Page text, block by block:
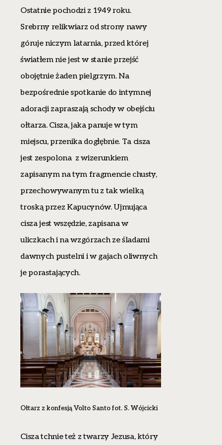
Ostatnie pochodzi z 1949 roku.
Srebrny relikwiarz od strony nawy
góruje niczym latarnia, przed której
światłem nie jest w stanie przejść
obojętnie żaden pielgrzym. Na
bezpośrednie spotkanie do intymnej
adoracji zapraszają schody w obejściu
ołtarza. Cisza, jaka panuje w tym
miejscu, przenika dogłębnie. Ta cisza
jest zespolona z wizerunkiem
zapisanym na tym fragmencie chusty,
przechowywanym tu z tak wielką
troską przez Kapucynów. Ujmująca
cisza jest wszędzie, zapisana w
uliczkach i na wzgórzach ze śladami
dawnych pustelni i w gajach oliwnych
je porastających.
Ołtarz z konfesją Volto Santofot. S. Wójcicki
Cisza tchnie też z twarzy Jezusa, który